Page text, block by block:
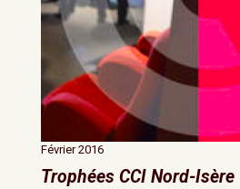
Février 2016
Trophées CCI Nord-Isère